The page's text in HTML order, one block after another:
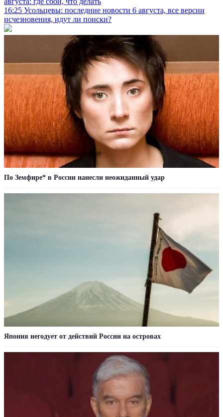
16:25 Усольцевы: последние новости 6 августа, все версии
исчезновения, идут ли поиски?
По Земфире* в России нанесли неожиданный удар
Япония негодует от действий России на островах